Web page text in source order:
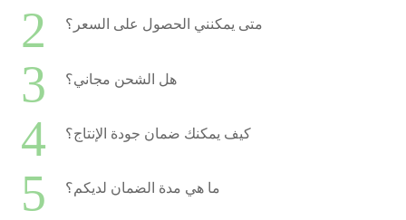
2 متى يمكنني الحصول على السعر؟
3 هل الشحن مجاني؟
4 كيف يمكنك ضمان جودة الإنتاج؟
5 ما هي مدة الضمان لديكم؟